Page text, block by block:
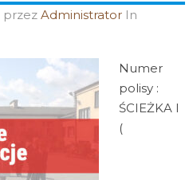
przez Administrator In
Numer
polisy :
ŚCIEŻKA I
(